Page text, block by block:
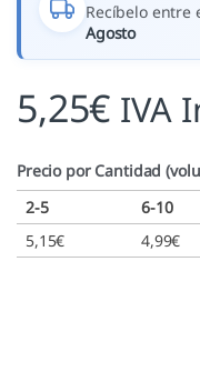
Recíbelo entre
Agosto
5,25€ IVA
Precio por Cantidad
2-5
6-10
5,15€ 4,99€